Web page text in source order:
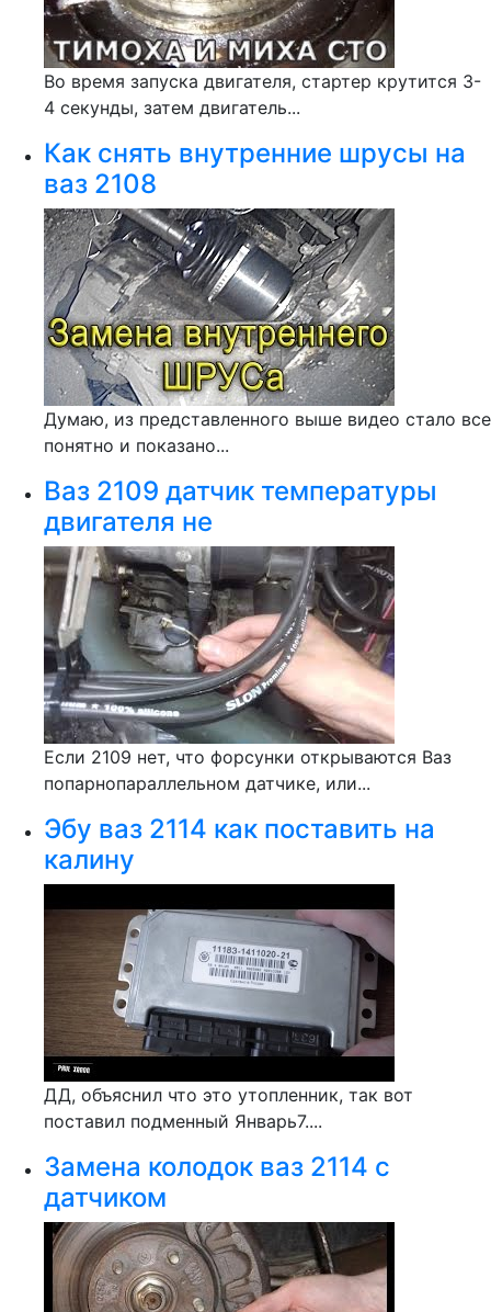
Во время запуска двигателя, стартер крутится 3-
4 секунды, затем двигатель...
Как снять внутренние шрусы на
ваз 2108
Думаю, из представленного выше видео стало все
понятно и показано...
Ваз 2109 датчик температуры
двигателя не
Если 2109 нет, что форсунки открываются Ваз
попарнопараллельном датчике, или...
Эбу ваз 2114 как поставить на
калину
ДД, объяснил что это утопленник, так вот
поставил подменный Январь7....
Замена колодок ваз 2114 с
датчиком